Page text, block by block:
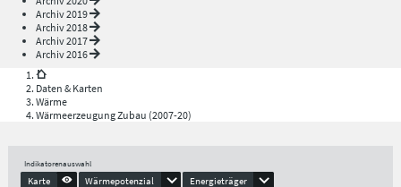
Archiv 2019
Archiv 2018
Archiv 2017
Archiv 2016
Daten & Karten
Wärme
Wärmeerzeugung Zubau (2007-20)
Indikatorenauswahl
Karte Wärmepotenzial Energieträger